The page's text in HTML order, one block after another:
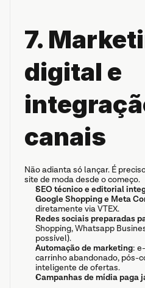
7.
digital e
canais
Não adianta só lançar. É
site de moda desde o começo.
SEO técnico e editorial
Google Shopping e Meta
diretamente via VTEX.
Redes sociais preparadas
Shopping, Whatsapp
possível).
Automação de marketing:
carrinho abandonado, pós-
inteligente de ofertas.
Campanhas de mídia paga